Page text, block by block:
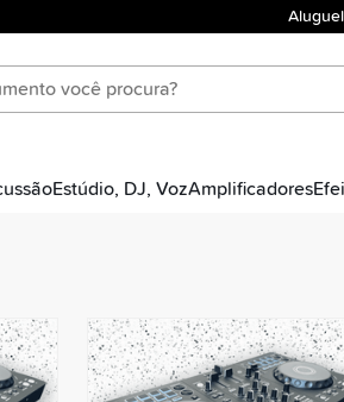
Estúdio, DJ, VozAmplificadores